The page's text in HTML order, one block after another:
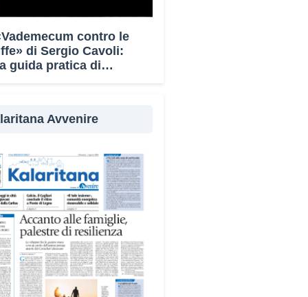
contro le
di Sergio Cavoli:
guida pratica di
Avvenire